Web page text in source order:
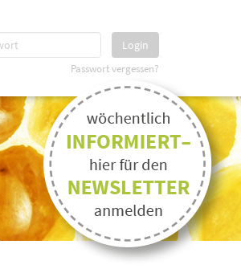
Login
Passwort vergessen?